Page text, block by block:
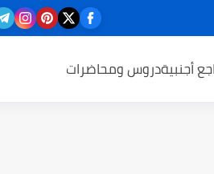
أجنبيةدروس ومحاضرات